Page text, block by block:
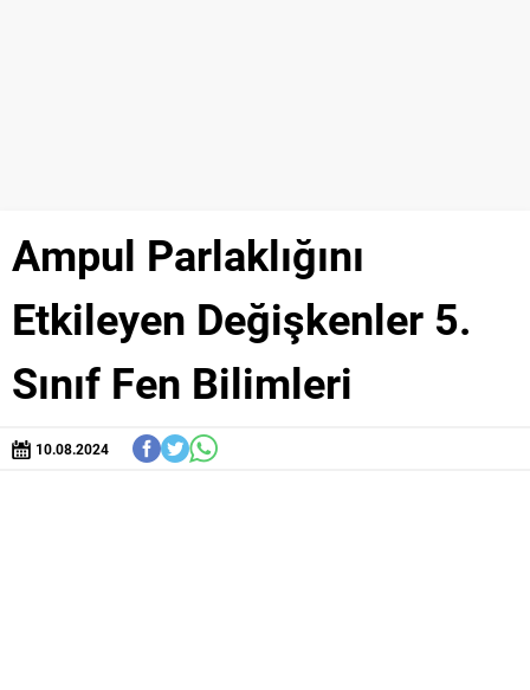
Ampul Parlaklığını
Etkileyen Değişkenler 5.
Sınıf Fen Bilimleri
10.08.2024